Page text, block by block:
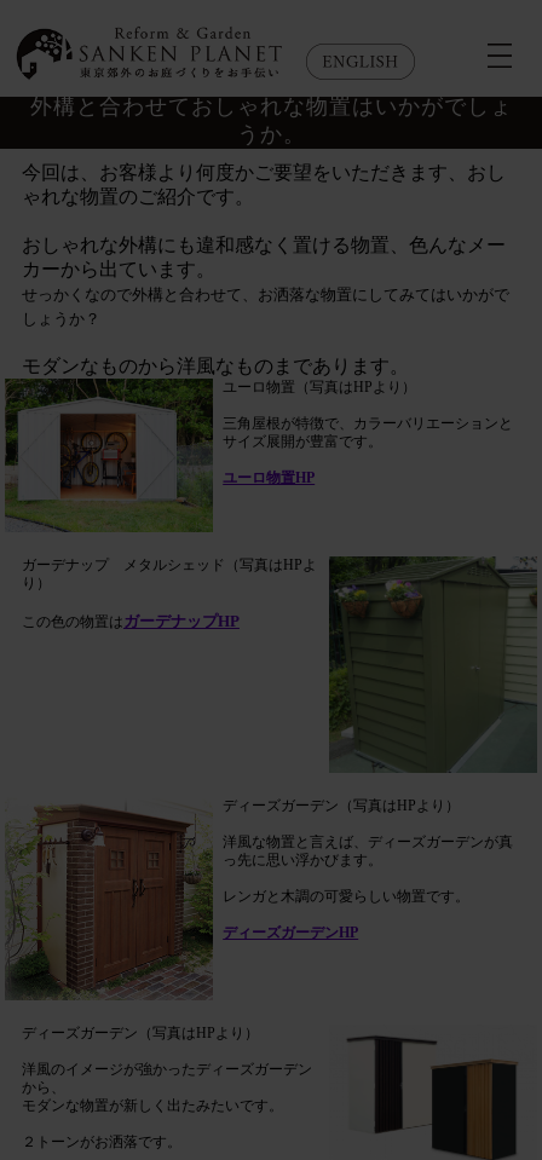
外構と合わせておしゃれな物置はいかがでしょ
うか。
今回は、お客様より何度かご要望をいただきます、おし
ゃれな物置のご紹介です。
おしゃれな外構にも違和感なく置ける物置、色んなメー
カーから出ています。
せっかくなので外構と合わせて、お洒落な物置にしてみてはいかがで
しょうか？
モダンなものから洋風なものまであります。
ユーロ物置（写真はHPより）
三角屋根が特徴で、カラーバリエーションと
サイズ展開が豊富です。
ユーロ物置HP
ガーデナップ メタルシェッド（写真はHPよ
り）
この色の物置は ガーデナップHP
ディーズガーデン（写真はHPより）
洋風な物置と言えば、ディーズガーデンが真
っ先に思い浮かびます。
レンガと木調の可愛らしい物置です。
ディーズガーデンHP
ディーズガーデン（写真はHPより）
洋風のイメージが強かったディーズガーデン
から、
モダンな物置が新しく出たみたいです。
２トーンがお洒落です。